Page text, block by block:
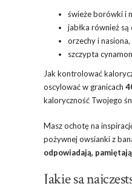
świeże borówki i
jabłka również
orzechy i nasiona,
szczypta
Jak kontrolować
oscylować w granicach
kaloryczność Twojego
Masz ochotę na
pożywnej owsianki z
odpowiadają,
Jakie są